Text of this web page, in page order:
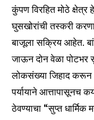
कुंपण विरहित मोठे
घुसखोरांची तस्करी
बाजूला सक्रिय आहेत.
जाऊन दोन वेळा पोटभर
लोकसंख्या जिहाद करून
पर्यायाने आत्तापासूनच
ठेवण्याचा “सुप्त